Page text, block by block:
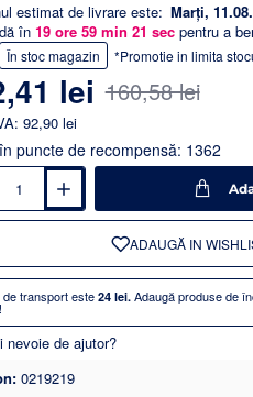
estimat de livrare este: Marți,
în 19ore 59min 20 secpentru a
În stoc magazin *Promotie in limita
lei 160,58 lei
92,90 lei
puncte de recompensă: 1362
ADAUGĂ IN
nevoie de ajutor?
0219219
de transport este 24 lei. Adaugă produse de